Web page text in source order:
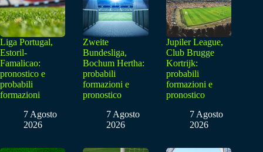
Liga Portugal,
Estoril-
Famalicao:
pronostico e
probabili
formazioni
7 Agosto
2026
Zweite
Bundesliga,
Bochum Hertha:
probabili
formazioni e
pronostico
7 Agosto
2026
Jupiler League,
Club Brugge
Kortrijk:
probabili
formazioni e
pronostico
7 Agosto
2026